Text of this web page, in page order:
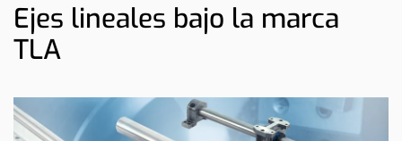
Ejes lineales bajo la marca
TLA